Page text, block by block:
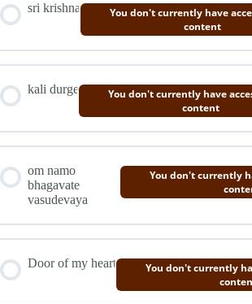
sri krishna
You don't currently have
content
kali durge
You don't currently have
content
om namo
bhagavate
vasudevaya
You don't currently
Door of my heart
You don't currently